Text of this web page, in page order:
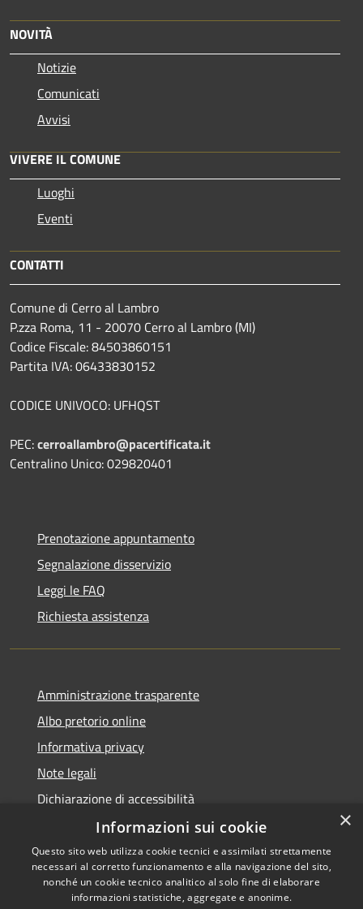
NOVITÀ
Notizie
Comunicati
Avvisi
VIVERE IL COMUNE
Luoghi
Eventi
CONTATTI
Comune di Cerro al Lambro
P.zza Roma, 11 - 20070 Cerro al Lambro (MI)
Codice Fiscale: 84503860151
Partita IVA: 06433830152
CODICE UNIVOCO: UFHQST
PEC:cerroallambro@pacertificata.it
Centralino Unico: 029820401
Prenotazione appuntamento
Segnalazione disservizio
Leggi le FAQ
Richiesta assistenza
Amministrazione trasparente
Albo pretorio online
Informativa privacy
Note legali
Dichiarazione di accessibilità
Accessibilità
Copyright © 2026 • Comune di
Cerro al Lambro • Powered by
×
Informazioni sui cookie
Questo sito web utilizza cookie tecnici e assimilati strettamente
necessari al corretto funzionamento e alla navigazione del sito,
nonché un cookie tecnico analitico al solo fine di elaborare
informazioni statistiche, aggregate e anonime.